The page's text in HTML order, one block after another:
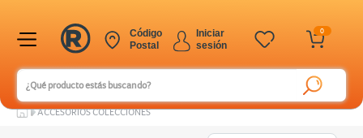
0
Iniciar
sesión
Código
Postal
ACCESORIOS COLECCIONES